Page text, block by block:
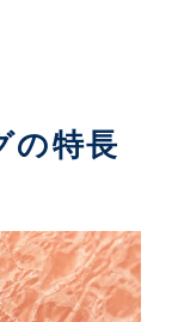
の特長